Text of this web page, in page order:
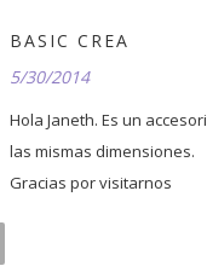
BASIC CREA
5/30/2014
Hola Janeth. Es un
las mismas dimensiones.
Gracias por visitarnos